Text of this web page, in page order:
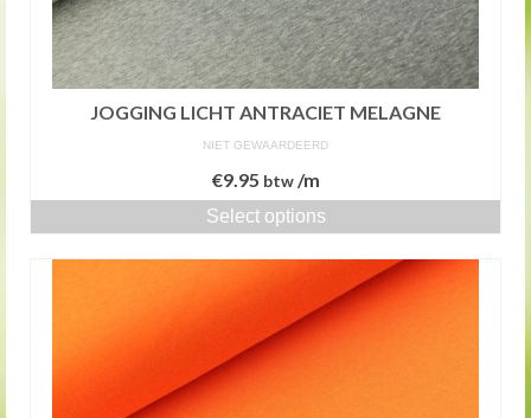
JOGGING LICHT ANTRACIET MELAGNE
NIET GEWAARDEERD
€9.95 btw/m
Select options